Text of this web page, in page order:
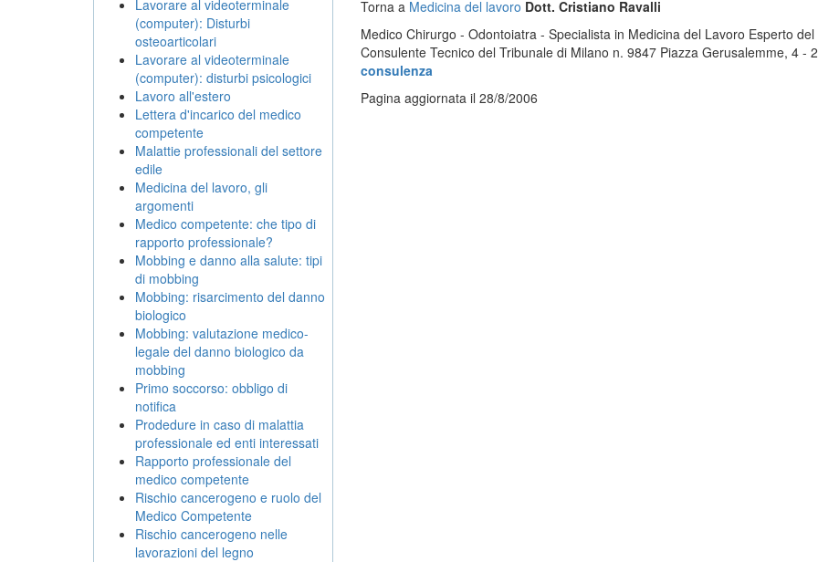
Torna a Medicina del lavoro Dott. Cristiano Ravalli
Medico Chirurgo - Odontoiatra - Specialista in Medicina del Lavoro Esperto
Consulente Tecnico del Tribunale di Milano n. 9847 Piazza Gerusalemme, 4 -
consulenza
Pagina aggiornata il 28/8/2006
Lavorare al videoterminale
(computer): Disturbi
osteoarticolari
Lavorare al videoterminale
(computer): disturbi psicologici
Lavoro all'estero
Lettera d'incarico del medico
competente
Malattie professionali del settore
edile
Medicina del lavoro, gli
argomenti
Medico competente: che tipo di
rapporto professionale?
Mobbing e danno alla salute: tipi
di mobbing
Mobbing: risarcimento del danno
biologico
Mobbing: valutazione medico-
legale del danno biologico da
mobbing
Primo soccorso: obbligo di
notifica
Prodedure in caso di malattia
professionale ed enti interessati
Rapporto professionale del
medico competente
Rischio cancerogeno e ruolo del
Medico Competente
Rischio cancerogeno nelle
lavorazioni del legno